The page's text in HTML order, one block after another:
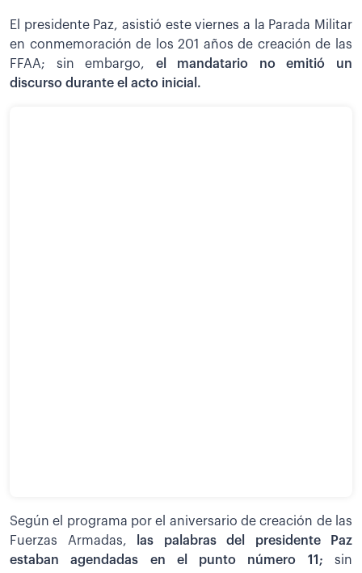
El presidente Paz, asistió este viernes a la Parada Militar
en conmemoración de los 201 años de creación de las
FFAA; sin embargo, el mandatario no emitió un
discurso durante el acto inicial.
Según el programa por el aniversario de creación de las
Fuerzas Armadas,
las palabras del presidente Paz
estaban agendadas en el punto número 11; sin